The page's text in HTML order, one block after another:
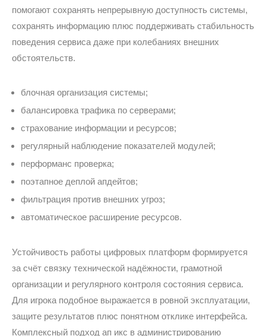
помогают сохранять непрерывную доступность системы,
сохранять информацию плюс поддерживать стабильность
поведения сервиса даже при колебаниях внешних
обстоятельств.
блочная организация системы;
балансировка трафика по серверами;
страхование информации и ресурсов;
регулярный наблюдение показателей модулей;
перформанс проверка;
поэтапное деплой апдейтов;
фильтрация против внешних угроз;
автоматическое расширение ресурсов.
Устойчивость работы цифровых платформ формируется
за счёт связку технической надёжности, грамотной
организации и регулярного контроля состояния сервиса.
Для игрока подобное выражается в ровной эксплуатации,
защите результатов плюс понятном отклике интерфейса.
Комплексный подход ап икс в администрированию